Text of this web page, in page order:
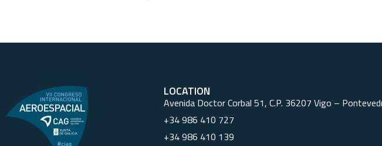
LOCATION
Avenida Doctor Corbal 51, C.P. 36207 Vigo –
+34 986 410 727
+34 986 410 139